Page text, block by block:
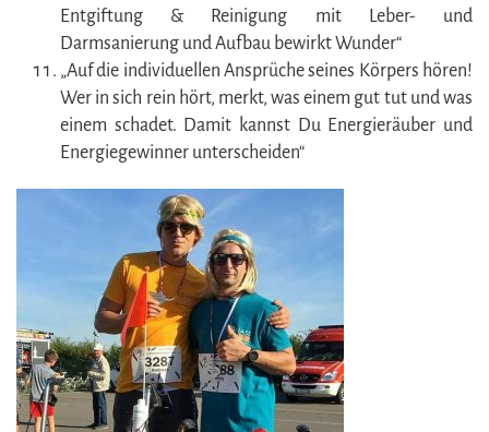
Entgiftung & Reinigung mit Leber- und
Darmsanierung und Aufbau bewirkt Wunder“
„Auf die individuellen Ansprüche seines Körpers hören!
Wer in sich rein hört, merkt, was einem gut tut und was
einem schadet. Damit kannst Du Energieräuber und
Energiegewinner unterscheiden“